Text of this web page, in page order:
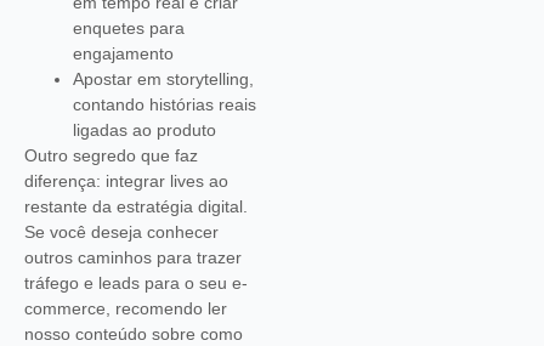
enquetes para
engajamento
Apostar em storytelling,
contando histórias reais
ligadas ao produto
Outro segredo que faz
diferença: integrar lives ao
restante da estratégia digital.
Se você deseja conhecer
outros caminhos para trazer
tráfego e leads para o seu e-
commerce, recomendo ler
nosso conteúdo sobre como